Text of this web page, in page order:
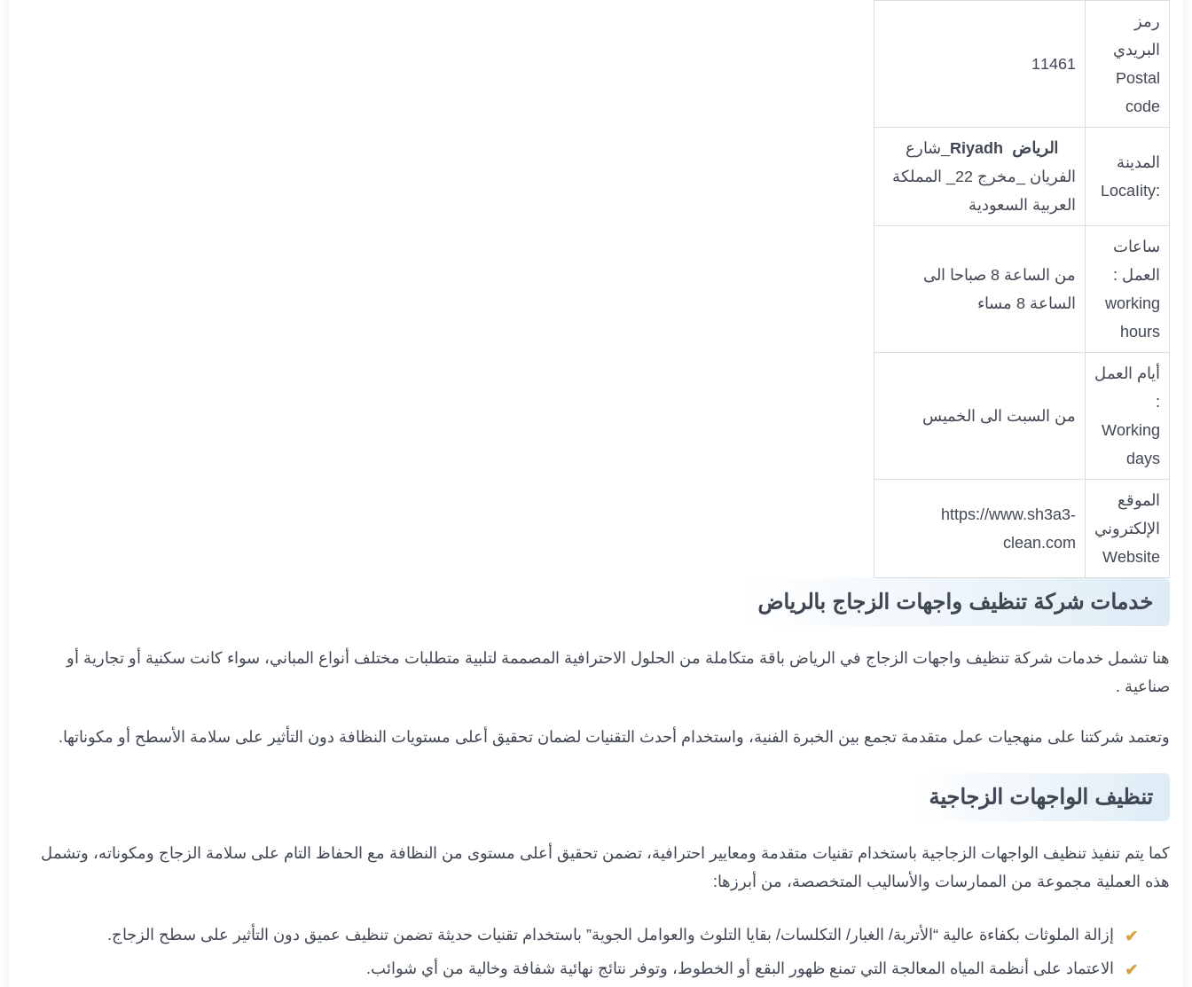
رمز
البريدي
Postal
code
11461
المدينة
:LocaIity
الرياض Riyadh _شارع
الفريان _مخرج 22_ المملكة
العربية السعودية
ساعات
العمل :
working
hours
من الساعة 8 صباحا الى
الساعة 8 مساء
أيام العمل
:
Working
days
من السبت الى الخميس
الموقع
الإلكتروني
Website
https://www.sh3a3-
clean.com
خدمات شركة تنظيف واجهات الزجاج بالرياض
هنا تشمل خدمات شركة تنظيف واجهات الزجاج في الرياض باقة متكاملة من الحلول الاحترافية المصممة لتلبية متطلبات مختلف أنواع المباني، سواء كانت سكنية أو تجارية أو
صناعية .
وتعتمد شركتنا على منهجيات عمل متقدمة تجمع بين الخبرة الفنية، واستخدام أحدث التقنيات لضمان تحقيق أعلى مستويات النظافة دون التأثير على سلامة الأسطح أو مكوناتها.
تنظيف الواجهات الزجاجية
كما يتم تنفيذ تنظيف الواجهات الزجاجية باستخدام تقنيات متقدمة ومعايير احترافية، تضمن تحقيق أعلى مستوى من النظافة مع الحفاظ التام على سلامة الزجاج ومكوناته، وتشمل
هذه العملية مجموعة من الممارسات والأساليب المتخصصة، من أبرزها:
إزالة الملوثات بكفاءة عالية “الأتربة/ الغبار/ التكلسات/ بقايا التلوث والعوامل الجوية” باستخدام تقنيات حديثة تضمن تنظيف عميق دون التأثير على سطح الزجاج.
الاعتماد على أنظمة المياه المعالجة التي تمنع ظهور البقع أو الخطوط، وتوفر نتائج نهائية شفافة وخالية من أي شوائب.